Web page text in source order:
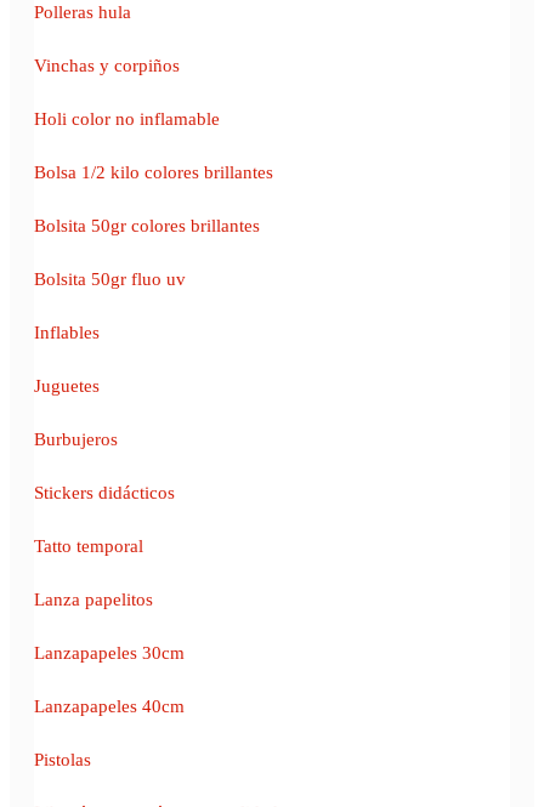
Polleras hula
Vinchas y corpiños
Holi color no inflamable
Bolsa 1/2 kilo colores brillantes
Bolsita 50gr colores brillantes
Bolsita 50gr fluo uv
Inflables
Juguetes
Burbujeros
Stickers didácticos
Tatto temporal
Lanza papelitos
Lanzapapeles 30cm
Lanzapapeles 40cm
Pistolas